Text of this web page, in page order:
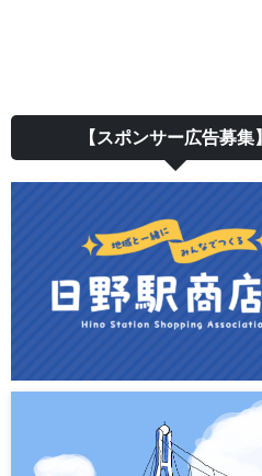
【スポンサー広告募集】